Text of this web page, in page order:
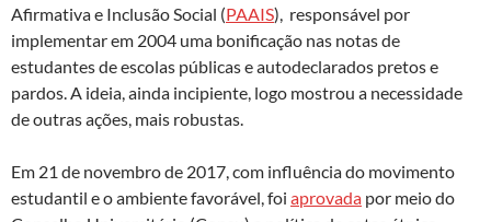
Afirmativa e Inclusão Social (PAAIS), responsável por
implementar em 2004 uma bonificação nas notas de
estudantes de escolas públicas e autodeclarados pretos e
pardos. A ideia, ainda incipiente, logo mostrou a necessidade
de outras ações, mais robustas.
Em 21 de novembro de 2017, com influência do movimento
estudantil e o ambiente favorável, foi aprovada por meio do